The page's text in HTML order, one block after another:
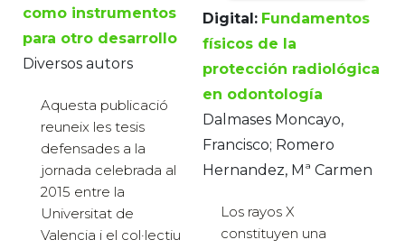
como instrumentos
para otro desarrollo
Diversos autors
Aquesta publicació
reuneix les tesis
defensades a la
jornada celebrada al
2015 entre la
Universitat de
Valencia i el col·lectiu
Digital: Fundamentos
físicos de la
protección radiológica
en odontología
Dalmases Moncayo,
Francisco; Romero
Hernandez, Mª Carmen
Los rayos X
constituyen una